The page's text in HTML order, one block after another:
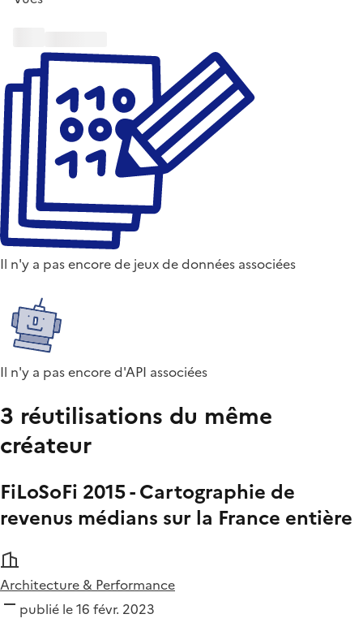
Il n'y a pas encore de jeux de données associées
Il n'y a pas encore d'API associées
3 réutilisations du même
créateur
FiLoSoFi 2015 - Cartographie de
revenus médians sur la France entière
Architecture & Performance
publié le 16 févr. 2023